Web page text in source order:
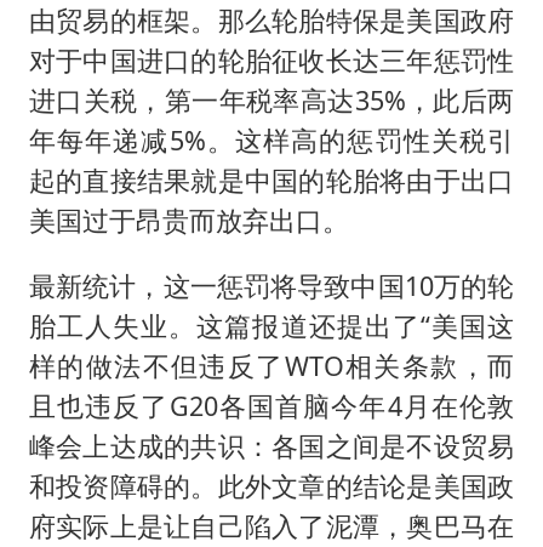
由贸易的框架。那么轮胎特保是美国政府
对于中国进口的轮胎征收长达三年惩罚性
进口关税，第一年税率高达35%，此后两
年每年递减5%。这样高的惩罚性关税引
起的直接结果就是中国的轮胎将由于出口
美国过于昂贵而放弃出口。
最新统计，这一惩罚将导致中国10万的轮
胎工人失业。这篇报道还提出了“美国这
样的做法不但违反了WTO相关条款，而
且也违反了G20各国首脑今年4月在伦敦
峰会上达成的共识：各国之间是不设贸易
和投资障碍的。此外文章的结论是美国政
府实际上是让自己陷入了泥潭，奥巴马在